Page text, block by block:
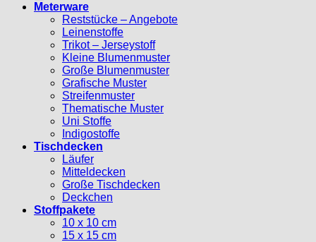
Meterware
Reststücke – Angebote
Leinenstoffe
Trikot – Jerseystoff
Kleine Blumenmuster
Große Blumenmuster
Grafische Muster
Streifenmuster
Thematische Muster
Uni Stoffe
Indigostoffe
Tischdecken
Läufer
Mitteldecken
Große Tischdecken
Deckchen
Stoffpakete
10 x 10 cm
15 x 15 cm